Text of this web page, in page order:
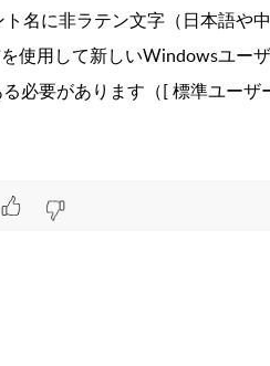
名に非ラテン文字（日本語や
使用して新しいWindowsユー
必要があります（[ 標準ユーザ